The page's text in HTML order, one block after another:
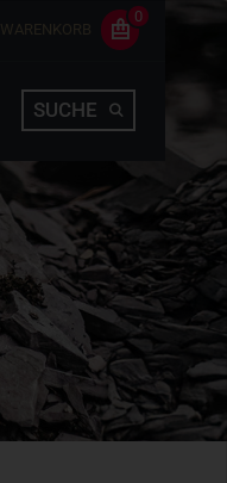
WARENKORB
0
SUCHE